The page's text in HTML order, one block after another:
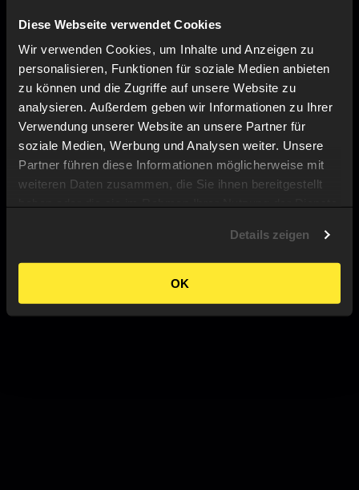
Diese Webseite verwendet Cookies
Wir verwenden Cookies, um Inhalte und Anzeigen zu
personalisieren, Funktionen für soziale Medien anbieten
zu können und die Zugriffe auf unsere Website zu
analysieren. Außerdem geben wir Informationen zu Ihrer
Verwendung unserer Website an unsere Partner für
soziale Medien, Werbung und Analysen weiter. Unsere
Partner führen diese Informationen möglicherweise mit
weiteren Daten zusammen, die Sie ihnen bereitgestellt
Details zeigen
OK